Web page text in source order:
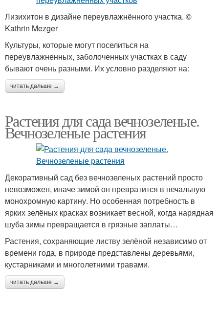
Лизихитон в дизайне переувлажнённого участка. ©
Kathrin Mezger
Культуры, которые могут поселиться на
переувлажненных, заболоченных участках в саду
бывают очень разными. Их условно разделяют на:
читать дальше →
Растения для сада вечнозеленые.
Вечнозеленые растения
Декоративный сад без вечнозеленых растений просто
невозможен, иначе зимой он превратится в печальную
монохромную картину. Но особенная потребность в
ярких зелёных красках возникает весной, когда нарядная
шуба зимы превращается в грязные заплаты…
Растения, сохраняющие листву зелёной независимо от
времени года, в природе представлены деревьями,
кустарниками и многолетними травами.
читать дальше →